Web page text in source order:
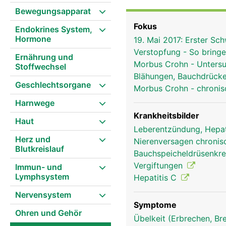
Bewegungsapparat
Endokrines System,
Hormone
Ernährung und
Stoffwechsel
Geschlechtsorgane
Harnwege
Haut
Herz und
Blutkreislauf
Immun- und
Lymphsystem
Nervensystem
Ohren und Gehör
Dabei helfen die
Wichtige Nährstoffe
gelangen über die
sie gespeichert und
als Stuhl aus dem
wellenförmige
Fokus
19. Mai 2017: Erster
Verstopfung - So
Morbus Crohn -
Blähungen,
Morbus Crohn -
Krankheitsbilder
Leberentzündung,
Nierenversagen
Vergiftungen
Hepatitis C
Symptome
Übelkeit (Erbrechen,